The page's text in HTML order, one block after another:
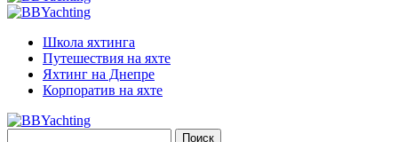
Школа яхтинга
Путешествия на яхте
Яхтинг на Днепре
Корпоратив на яхте